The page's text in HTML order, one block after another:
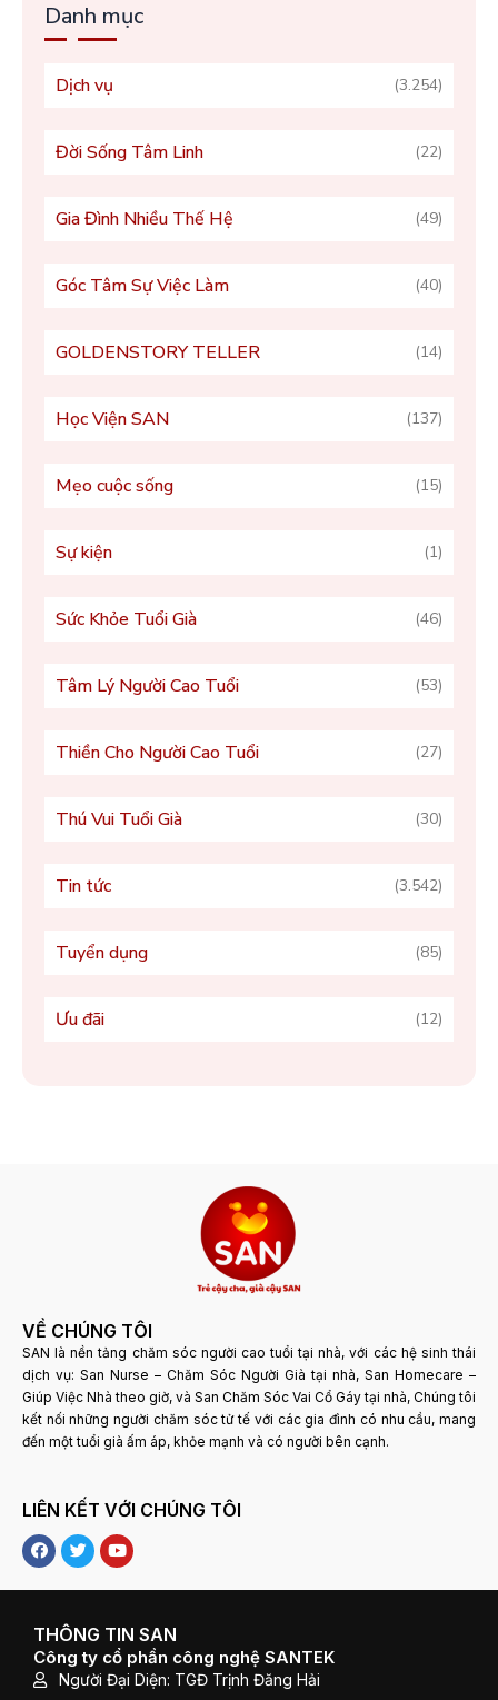
Danh mục
Dịch vụ (3.254)
Đời Sống Tâm Linh (22)
Gia Đình Nhiều Thế Hệ (49)
Góc Tâm Sự Việc Làm (40)
GOLDENSTORY TELLER (14)
Học Viện SAN (137)
Mẹo cuộc sống (15)
Sự kiện (1)
Sức Khỏe Tuổi Già (46)
Tâm Lý Người Cao Tuổi (53)
Thiền Cho Người Cao Tuổi (27)
Thú Vui Tuổi Già (30)
Tin tức (3.542)
Tuyển dụng (85)
Ưu đãi (12)
VỀ CHÚNG TÔI
SAN là nền tảng chăm sóc người cao tuổi tại nhà, với các hệ sinh thái
dịch vụ: San Nurse – Chăm Sóc Người Già tại nhà, San Homecare –
Giúp Việc Nhà theo giờ, và San Chăm Sóc Vai Cổ Gáy tại nhà, Chúng tôi
kết nối những người chăm sóc tử tế với các gia đình có nhu cầu, mang
đến một tuổi già ấm áp, khỏe mạnh và có người bên cạnh.
LIÊN KẾT VỚI CHÚNG TÔI
F
a
c
e
o
o
k
T
w
i
t
e
r
Y
o
u
t
b
e
THÔNG TIN SAN
Công ty cổ phần công nghệ SANTEK
Người Đại Diện: TGĐ Trịnh Đăng Hải